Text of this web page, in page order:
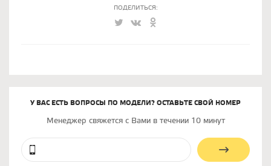
ПОДЕЛИТЬСЯ:
У ВАС ЕСТЬ ВОПРОСЫ ПО МОДЕЛИ? ОСТАВЬТЕ СВОЙ НОМЕР
Менеджер свяжется с Вами в течении 10 минут